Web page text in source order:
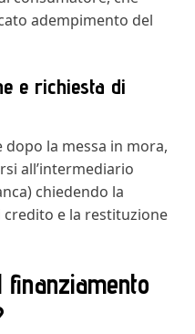
adempimento del
e richiesta di
la messa in mora,
all’intermediario
chiedendo la
e la restituzione
finanziamento